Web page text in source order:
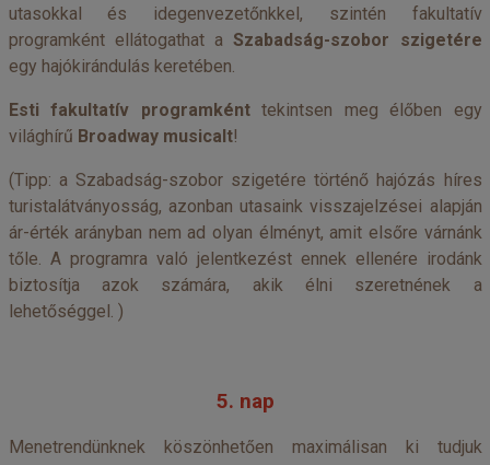
utasokkal és idegenvezetőnkkel, szintén fakultatív
programként ellátogathat aSzabadság-szobor szigetére
egy hajókirándulás keretében.
Esti fakultatív programkénttekintsen meg élőben egy
világhírű Broadway musicalt!
(Tipp: a Szabadság-szobor szigetére történő hajózás híres
turistalátványosság, azonban utasaink visszajelzései alapján
ár-érték arányban nem ad olyan élményt, amit elsőre várnánk
tőle. A programra való jelentkezést ennek ellenére irodánk
biztosítja azok számára, akik élni szeretnének a
lehetőséggel. )
5. nap
Menetrendünknek köszönhetően maximálisan ki tudjuk